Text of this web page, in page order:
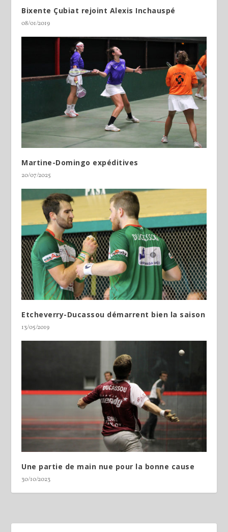
Bixente Çubiat rejoint Alexis Inchauspé
08/01/2019
Martine-Domingo expéditives
20/07/2025
Etcheverry-Ducassou démarrent bien la saison
13/05/2019
Une partie de main nue pour la bonne cause
30/10/2023